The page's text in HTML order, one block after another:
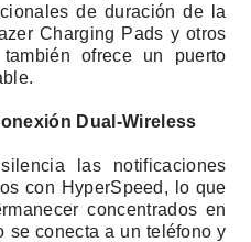
de duración de la
Charging Pads y otros
ofrece un puerto
Dual-Wireless
las notificaciones
con HyperSpeed, lo que
concentrados en
se conecta a un teléfono y